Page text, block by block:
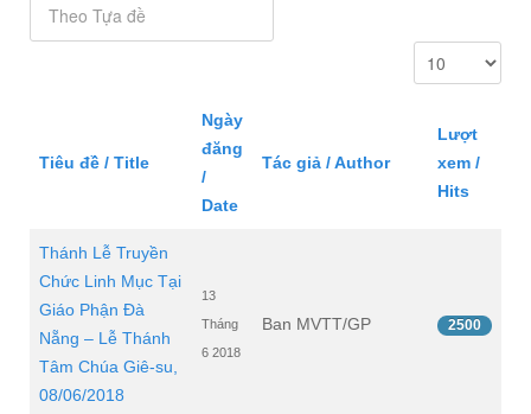
Tiêu đề / Title
Ngày
đăng
/
Date
Tác giả / Author
Lượt
xem /
Hits
Thánh Lễ Truyền
Chức Linh Mục Tại
Giáo Phận Đà
Nẵng – Lễ Thánh
Tâm Chúa Giê-su,
08/06/2018
13
Tháng
6 2018
Ban MVTT/GP 2500